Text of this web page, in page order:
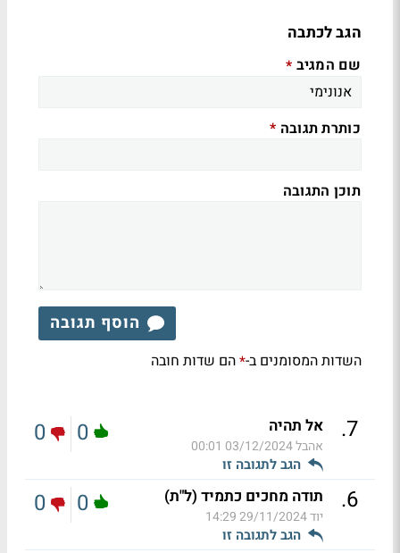
הגב לכתבה
שם המגיב *
כותרת תגובה *
תוכן התגובה
הוסף תגובה
השדות המסומנים ב-*הם שדות חובה
7
. אל תהיה
אהבל03/12/2024 00:01
הגב לתגובה זו
0
0
6
. תודה מחכים כתמיד (ל"ת)
יוד29/11/2024 14:29
הגב לתגובה זו
0
0